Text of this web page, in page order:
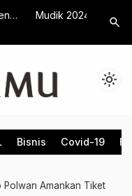
Akibat
H-4
Lancar
search
light_mode
Bisnis Covid-19
Amankan Tiket